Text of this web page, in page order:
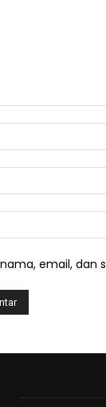
email, dan